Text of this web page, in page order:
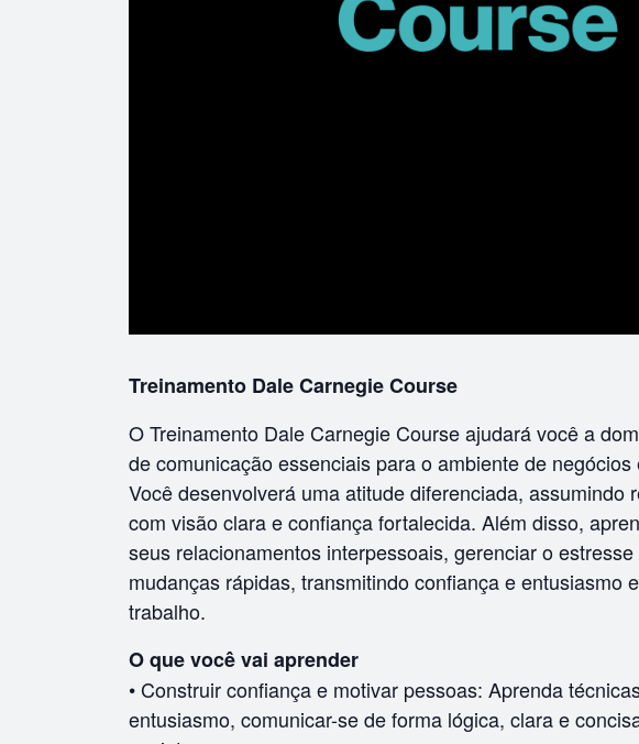
Treinamento Dale Carnegie Course
O Treinamento Dale Carnegie Course ajudará você a
de comunicação essenciais para o ambiente de negócios
Você desenvolverá uma atitude diferenciada, assumindo
com visão clara e confiança fortalecida. Além disso,
seus relacionamentos interpessoais, gerenciar o
mudanças rápidas, transmitindo confiança e entusiasmo
trabalho.
O que você vai aprender
• Construir confiança e motivar pessoas: Aprenda
entusiasmo, comunicar-se de forma lógica, clara e